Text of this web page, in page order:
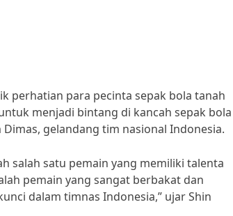
perhatian para pecinta sepak bola tanah
menjadi bintang di kancah sepak bola
gelandang tim nasional Indonesia.
salah satu pemain yang memiliki talenta
pemain yang sangat berbakat dan
dalam timnas Indonesia,” ujar Shin